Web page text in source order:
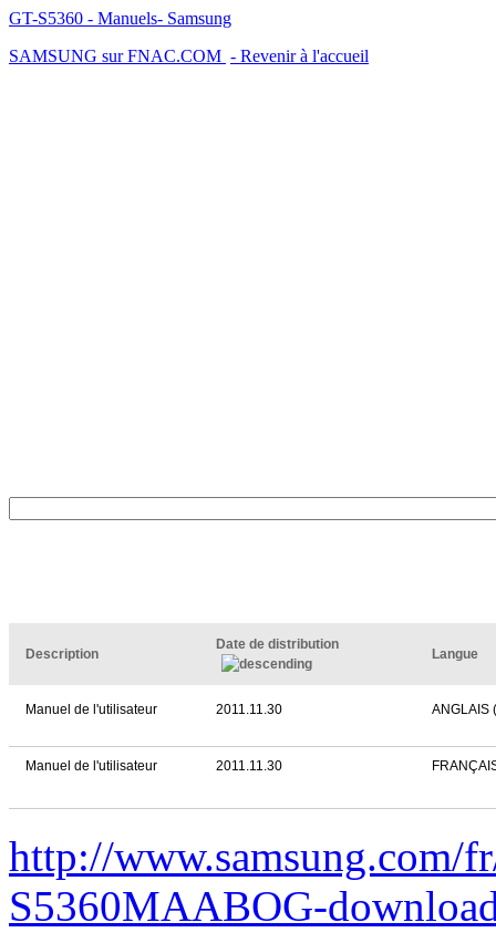
GT-S5360 - Manuels- Samsung
SAMSUNG sur FNAC.COM - Revenir à l'accueil
Description
Date de distribution
Langue
Manuel de l'utilisateur 2011.11.30 ANGLAIS
Manuel de l'utilisateur 2011.11.30
http://www.samsung.com/
S5360MAABOG-